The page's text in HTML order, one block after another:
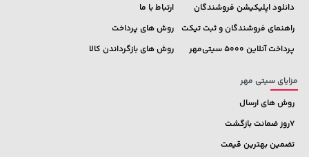
دانلود اپلیکیشن فروشندگان
راهنمای فروشندگان و ثبت تیکت
پرداخت آنلاین 5000 سیتی‌مهر
ارتباط با ما
روش های پرداخت
روش های بازگرداندن کالا
مزایای سیتی مهر
روش های ارسال
7روز ضمانت بازگشت
تضمین بهترین قیمت